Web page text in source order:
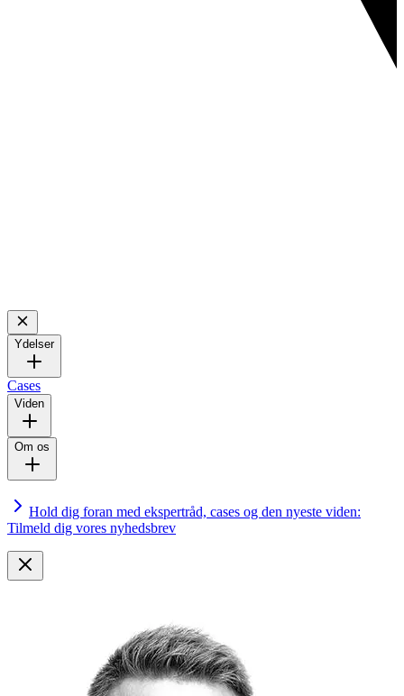
Ydelser
Cases
Viden
Om os
Hold dig foran med ekspertråd, cases og den nyeste viden:
Tilmeld dig vores nyhedsbrev